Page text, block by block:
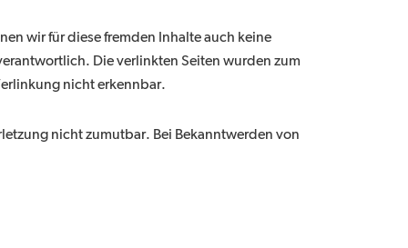
wir für diese fremden Inhalte auch keine
Die verlinkten Seiten wurden zum
nicht erkennbar.
nicht zumutbar. Bei Bekanntwerden von